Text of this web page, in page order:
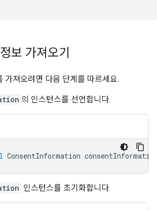
보 가져오기
가져오려면 다음 단계를 따르세요.
의 인스턴스를 선언합니다.
ConsentInformation
인스턴스를 초기화합니다.